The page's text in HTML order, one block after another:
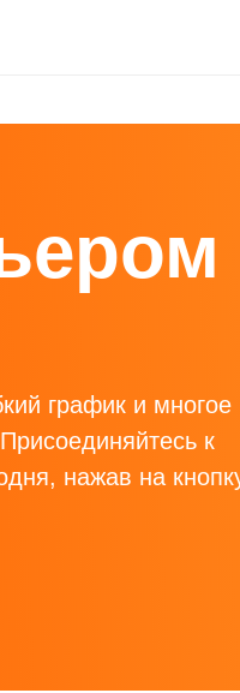
график и многое
к
нажав на